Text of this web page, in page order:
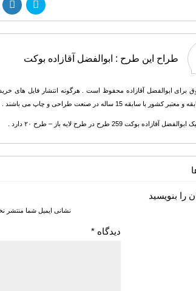
طراح این طرح : ابوالفضل آقازاده بوکت
در صنعت طراحی و چاپ می باشند . ایشان همچنین یکی از بنیان گذاران و طراحان اولیه سایت طرح بیست هستند.
بوکت 259 طرح در طرح لایه باز – طرح ۲۰ دارد .
را بنویسید
نشانی ایمیل شما منتشر
دیدگاه *